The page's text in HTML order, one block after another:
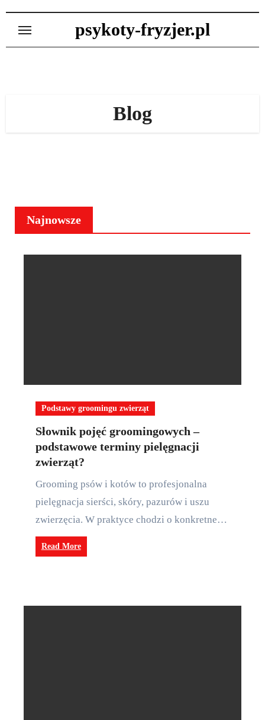
psykoty-fryzjer.pl
Blog
Najnowsze
Podstawy groomingu zwierząt
Słownik pojęć groomingowych –
podstawowe terminy pielęgnacji
zwierząt?
Grooming psów i kotów to profesjonalna
pielęgnacja sierści, skóry, pazurów i uszu
zwierzęcia. W praktyce chodzi o konkretne…
Read More